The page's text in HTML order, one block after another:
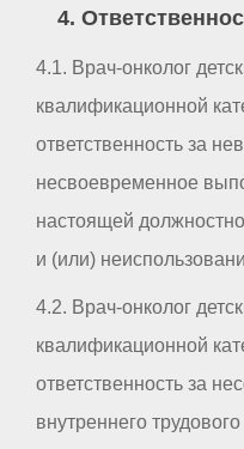
4.
4.1. Врач-онколог
квалификационной
ответственность за
несвоевременное
настоящей
и (или)
4.2. Врач-онколог
квалификационной
ответственность за
внутреннего